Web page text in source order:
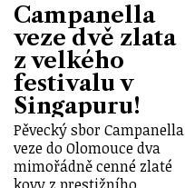
Campanella
veze dvě zlata
z velkého
festivalu v
Singapuru!
Pěvecký sbor Campanella
veze do Olomouce dva
mimořádně cenné zlaté